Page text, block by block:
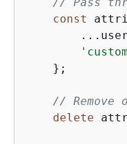
// Pass
const
    };
//
delete